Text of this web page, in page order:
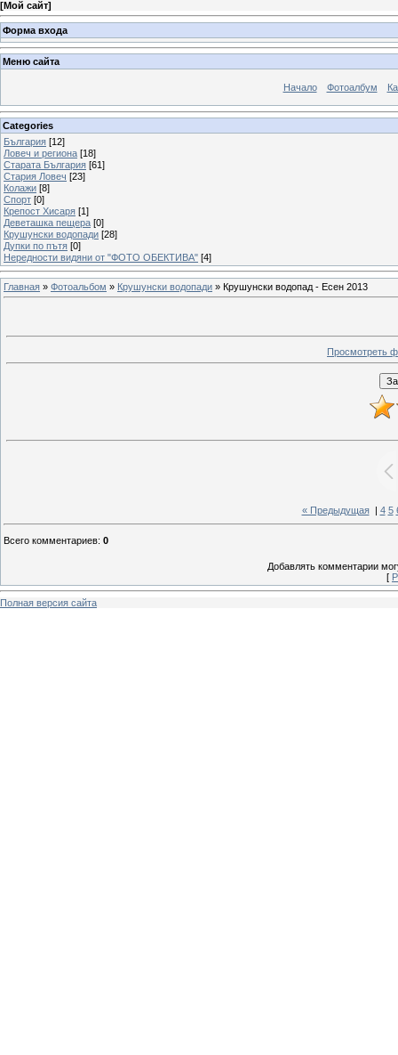
[Мой сайт]
Форма входа
Меню сайта
Начало Фотоалбум
Categories
България [12]
Ловеч и региона [18]
Старата България [61]
Стария Ловеч [23]
Колажи [8]
Спорт [0]
Крепост Хисаря [1]
Деветашка пещера [0]
Крушунски водопади [28]
Дупки по пътя [0]
Нередности видяни от "ФОТО ОБЕКТИВА" [4]
Главная » Фотоальбом » Крушунски водопади » Крушунски водопад - Есен 2013
Просмотреть
« Предыдущая| 4 5
Всего комментариев: 0
Добавлять комментарии
[
Полная версия сайта